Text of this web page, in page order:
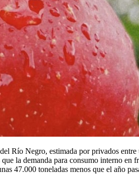
Río Negro, estimada por privados
la demanda para consumo interno en
47.000 toneladas menos que el año